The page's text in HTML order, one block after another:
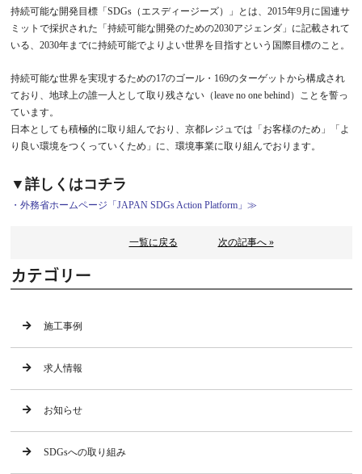
持続可能な開発目標「SDGs（エスディージーズ）」とは、2015年9月に国連サ
ミットで採択された「持続可能な開発のための2030アジェンダ」に記載されて
いる、2030年までに持続可能でよりよい世界を目指すという国際目標のこと。
持続可能な世界を実現するための17のゴール・169のターゲットから構成され
ており、地球上の誰一人として取り残さない（leave no one behind）ことを誓っ
ています。
日本としても積極的に取り組んでおり、京都レジュでは「お客様のため」「よ
り良い環境をつくっていくため」に、環境事業に取り組んでおります。
▼詳しくはコチラ
・ 外務省ホームページ「JAPAN SDGs Action Platform」≫
一覧に戻る 次の記事へ »
カテゴリー
施工事例
求人情報
お知らせ
SDGsへの取り組み